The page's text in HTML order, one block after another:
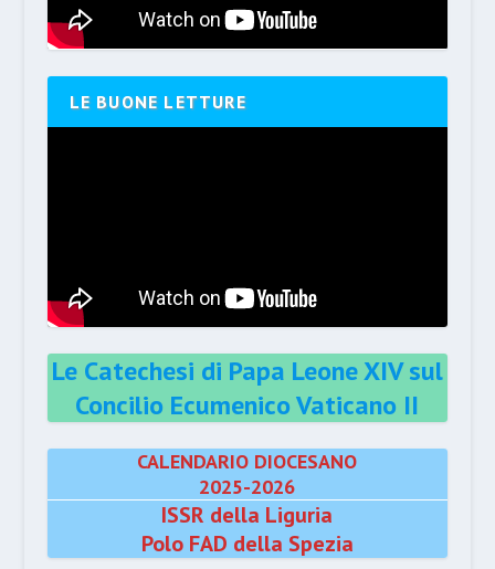
LE BUONE LETTURE
Le Catechesi di Papa Leone XIV sul
Concilio Ecumenico Vaticano II
CALENDARIO DIOCESANO
2025-2026
ISSR della Liguria
Polo FAD della Spezia